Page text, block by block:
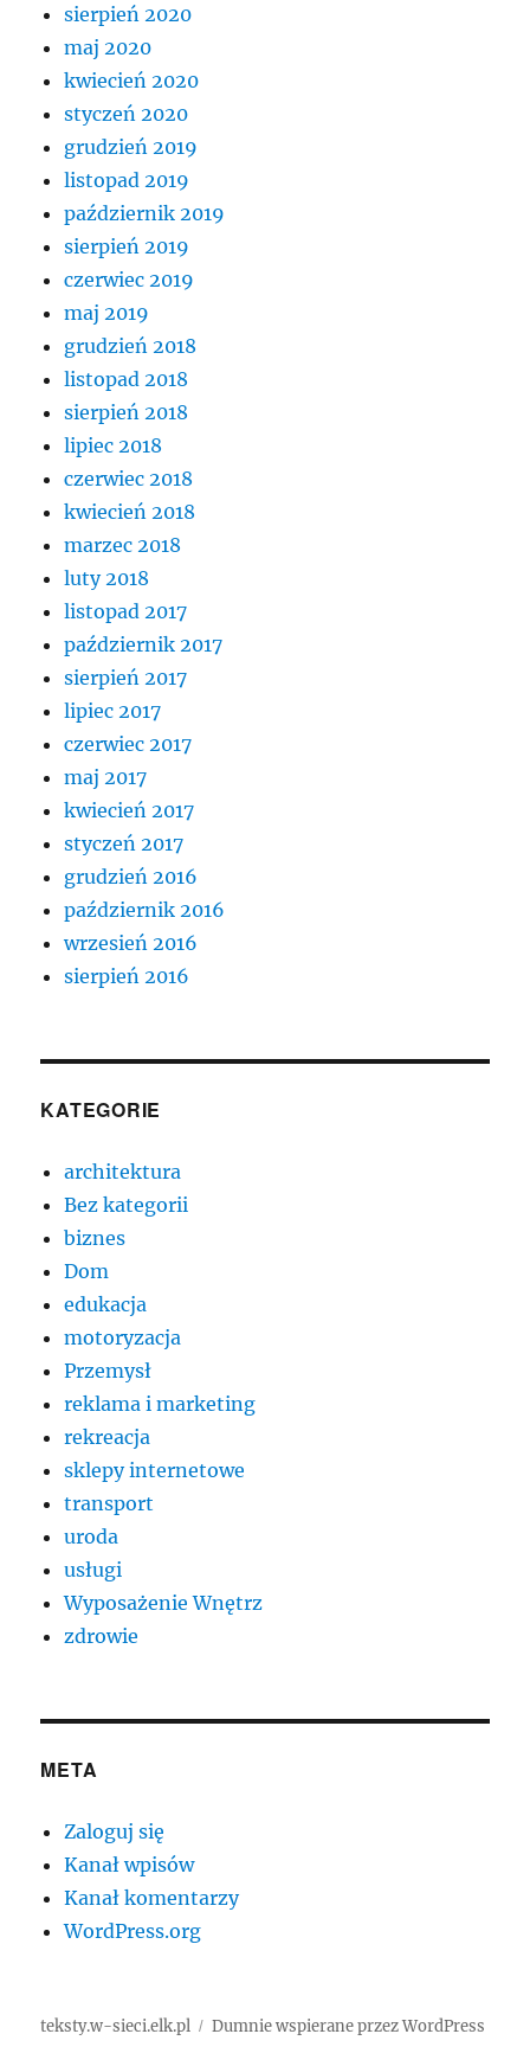
sierpień 2020
maj 2020
kwiecień 2020
styczeń 2020
grudzień 2019
listopad 2019
październik 2019
sierpień 2019
czerwiec 2019
maj 2019
grudzień 2018
listopad 2018
sierpień 2018
lipiec 2018
czerwiec 2018
kwiecień 2018
marzec 2018
luty 2018
listopad 2017
październik 2017
sierpień 2017
lipiec 2017
czerwiec 2017
maj 2017
kwiecień 2017
styczeń 2017
grudzień 2016
październik 2016
wrzesień 2016
sierpień 2016
KATEGORIE
architektura
Bez kategorii
biznes
Dom
edukacja
motoryzacja
Przemysł
reklama i marketing
rekreacja
sklepy internetowe
transport
uroda
usługi
Wyposażenie Wnętrz
zdrowie
META
Zaloguj się
Kanał wpisów
Kanał komentarzy
WordPress.org
teksty.w-sieci.elk.pl Dumnie wspierane przez WordPress